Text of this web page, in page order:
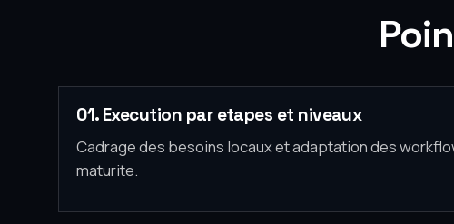
01. Execution par etapes et niveaux
Cadrage des besoins locaux et adaptation des
maturite.